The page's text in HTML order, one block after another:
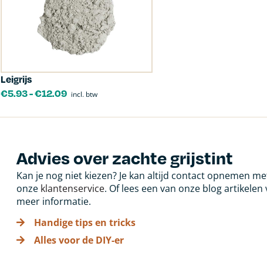
Leigrijs
€5.93-€12.09 incl. btw
Advies over zachte grijstint
Kan je nog niet kiezen? Je kan altijd contact opnemen
onze klantenservice. Of lees een van onze blog artikelen
meer informatie.
Handige tips en tricks
Alles voor de DIY-er